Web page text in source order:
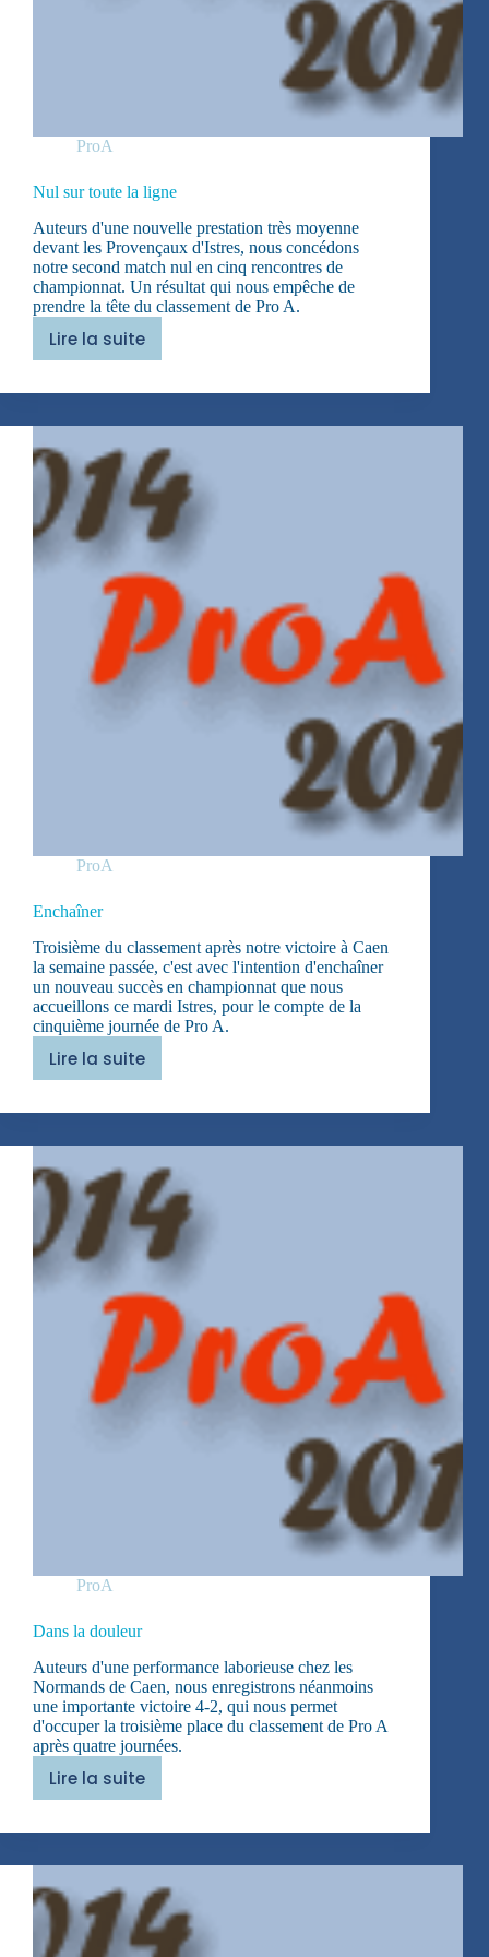
ProA
Nul sur toute la ligne
Auteurs d'une nouvelle prestation très moyenne
devant les Provençaux d'Istres, nous concédons
notre second match nul en cinq rencontres de
championnat. Un résultat qui nous empêche de
prendre la tête du classement de Pro A.
Lire la suite
Nul
toute
la
ligne
ProA
Enchaîner
Troisième du classement après notre victoire à Caen
la semaine passée, c'est avec l'intention d'enchaîner
un nouveau succès en championnat que nous
accueillons ce mardi Istres, pour le compte de la
cinquième journée de Pro A.
Lire la suite
Enchaîner
ProA
Dans la douleur
Auteurs d'une performance laborieuse chez les
Normands de Caen, nous enregistrons néanmoins
une importante victoire 4-2, qui nous permet
d'occuper la troisième place du classement de Pro A
après quatre journées.
Lire la suite
Dans
douleur